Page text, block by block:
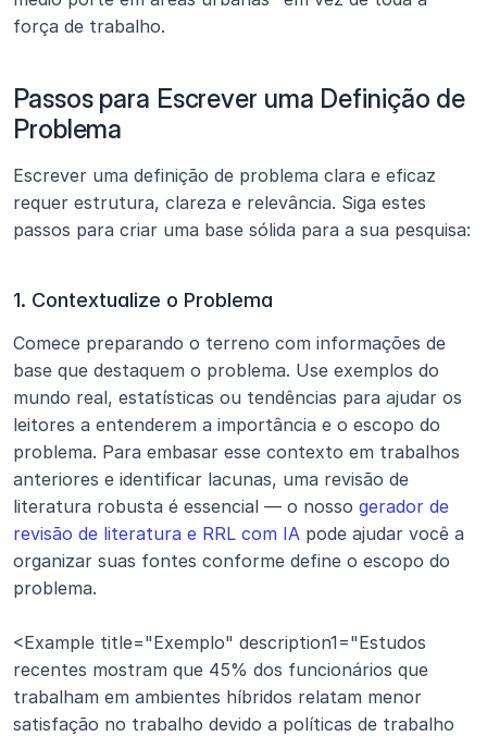
força de trabalho.
Passos para Escrever uma Definição de
Problema
Escrever uma definição de problema clara e eficaz
requer estrutura, clareza e relevância. Siga estes
passos para criar uma base sólida para a sua pesquisa:
1. Contextualize o Problema
Comece preparando o terreno com informações de
base que destaquem o problema. Use exemplos do
mundo real, estatísticas ou tendências para ajudar os
leitores a entenderem a importância e o escopo do
problema. Para embasar esse contexto em trabalhos
anteriores e identificar lacunas, uma revisão de
literatura robusta é essencial — o nosso gerador de
revisão de literatura e RRL com IA pode ajudar você a
organizar suas fontes conforme define o escopo do
problema.
<Example title="Exemplo" description1="Estudos
recentes mostram que 45% dos funcionários que
trabalham em ambientes híbridos relatam menor
satisfação no trabalho devido a políticas de trabalho